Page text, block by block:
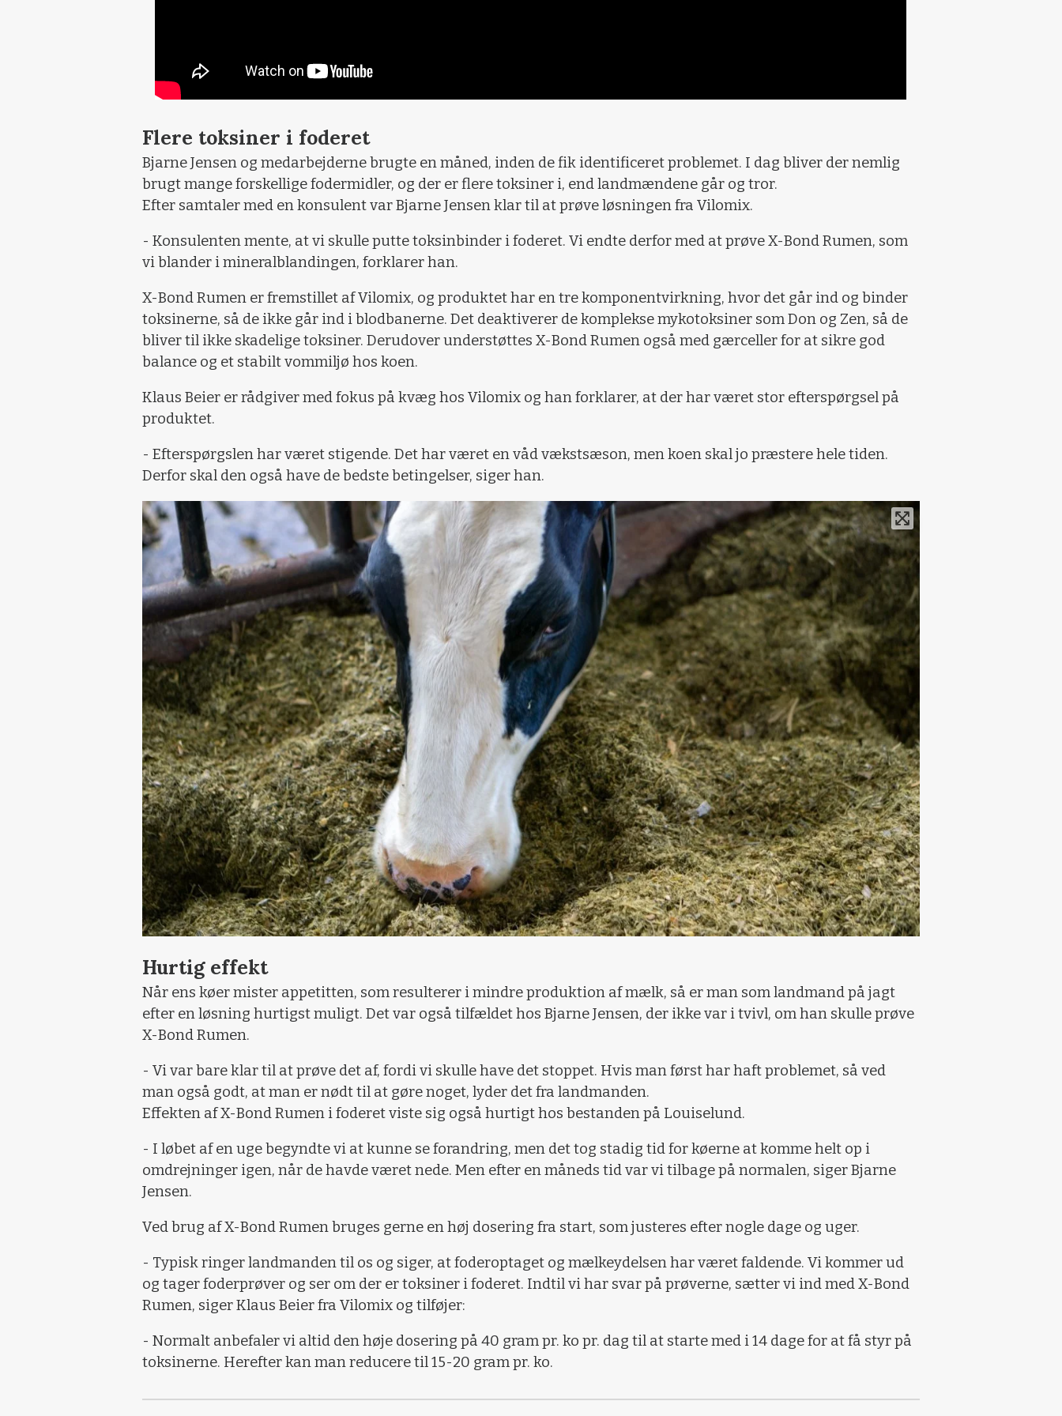
Flere toksiner i foderet
Bjarne Jensen og medarbejderne brugte en måned, inden de fik identificeret problemet. I dag bliver der nemlig
brugt mange forskellige fodermidler, og der er flere toksiner i, end landmændene går og tror.
Efter samtaler med en konsulent var Bjarne Jensen klar til at prøve løsningen fra Vilomix.
- Konsulenten mente, at vi skulle putte toksinbinder i foderet. Vi endte derfor med at prøve X-Bond Rumen, som
vi blander i mineralblandingen, forklarer han.
X-Bond Rumen er fremstillet af Vilomix, og produktet har en tre komponentvirkning, hvor det går ind og binder
toksinerne, så de ikke går ind i blodbanerne. Det deaktiverer de komplekse mykotoksiner som Don og Zen, så de
bliver til ikke skadelige toksiner. Derudover understøttes X-Bond Rumen også med gærceller for at sikre god
balance og et stabilt vommiljø hos koen.
Klaus Beier er rådgiver med fokus på kvæg hos Vilomix og han forklarer, at der har været stor efterspørgsel på
produktet.
- Efterspørgslen har været stigende. Det har været en våd vækstsæson, men koen skal jo præstere hele tiden.
Derfor skal den også have de bedste betingelser, siger han.
Hurtig effekt
Når ens køer mister appetitten, som resulterer i mindre produktion af mælk, så er man som landmand på jagt
efter en løsning hurtigst muligt. Det var også tilfældet hos Bjarne Jensen, der ikke var i tvivl, om han skulle prøve
X-Bond Rumen.
- Vi var bare klar til at prøve det af, fordi vi skulle have det stoppet. Hvis man først har haft problemet, så ved
man også godt, at man er nødt til at gøre noget, lyder det fra landmanden.
Effekten af X-Bond Rumen i foderet viste sig også hurtigt hos bestanden på Louiselund.
- I løbet af en uge begyndte vi at kunne se forandring, men det tog stadig tid for køerne at komme helt op i
omdrejninger igen, når de havde været nede. Men efter en måneds tid var vi tilbage på normalen, siger Bjarne
Jensen.
Ved brug af X-Bond Rumen bruges gerne en høj dosering fra start, som justeres efter nogle dage og uger.
- Typisk ringer landmanden til os og siger, at foderoptaget og mælkeydelsen har været faldende. Vi kommer ud
og tager foderprøver og ser om der er toksiner i foderet. Indtil vi har svar på prøverne, sætter vi ind med X-Bond
Rumen, siger Klaus Beier fra Vilomix og tilføjer:
- Normalt anbefaler vi altid den høje dosering på 40 gram pr. ko pr. dag til at starte med i 14 dage for at få styr på
toksinerne. Herefter kan man reducere til 15-20 gram pr. ko.